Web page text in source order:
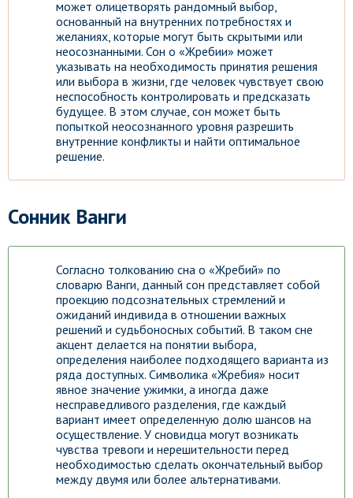
может олицетворять рандомный выбор,
основанный на внутренних потребностях и
желаниях, которые могут быть скрытыми или
неосознанными. Сон о «Жребии» может
указывать на необходимость принятия решения
или выбора в жизни, где человек чувствует свою
неспособность контролировать и предсказать
будущее. В этом случае, сон может быть
попыткой неосознанного уровня разрешить
внутренние конфликты и найти оптимальное
решение.
Сонник Ванги
Согласно толкованию сна о «Жребий» по
словарю Ванги, данный сон представляет собой
проекцию подсознательных стремлений и
ожиданий индивида в отношении важных
решений и судьбоносных событий. В таком сне
акцент делается на понятии выбора,
определения наиболее подходящего варианта из
ряда доступных. Символика «Жребия» носит
явное значение ужимки, а иногда даже
несправедливого разделения, где каждый
вариант имеет определенную долю шансов на
осуществление. У сновидца могут возникать
чувства тревоги и нерешительности перед
необходимостью сделать окончательный выбор
между двумя или более альтернативами.